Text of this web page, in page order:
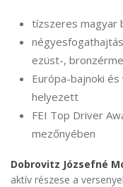
tízszeres magyar
ezüst-,
Európa-bajnoki
helyezett
FEI Top Driver
mezőnyében
Dobrovitz Józsefné
aktív részese a